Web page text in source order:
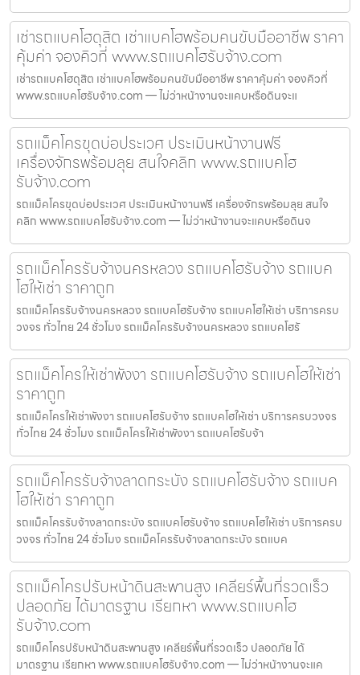
เช่ารถแบคโฮดุสิต เช่าแบคโฮพร้อมคนขับมืออาชีพ ราคา
คุ้มค่า จองคิวที่ www.รถแบคโฮรับจ้าง.com
เช่ารถแบคโฮดุสิต เช่าแบคโฮพร้อมคนขับมืออาชีพ ราคาคุ้มค่า จองคิวที่
www.รถแบคโฮรับจ้าง.com — ไม่ว่าหน้างานจะแคบหรือดินจะแ
รถแม็คโครขุดบ่อประเวศ ประเมินหน้างานฟรี
เครื่องจักรพร้อมลุย สนใจคลิก www.รถแบคโฮ
รับจ้าง.com
รถแม็คโครขุดบ่อประเวศ ประเมินหน้างานฟรี เครื่องจักรพร้อมลุย สนใจ
คลิก www.รถแบคโฮรับจ้าง.com — ไม่ว่าหน้างานจะแคบหรือดินจ
รถแม็คโครรับจ้างนครหลวง รถแบคโฮรับจ้าง รถแบค
โฮให้เช่า ราคาถูก
รถแม็คโครรับจ้างนครหลวง รถแบคโฮรับจ้าง รถแบคโฮให้เช่า บริการครบ
วงจร ทั่วไทย 24 ชั่วโมง รถแม็คโครรับจ้างนครหลวง รถแบคโฮรั
รถแม็คโครให้เช่าพังงา รถแบคโฮรับจ้าง รถแบคโฮให้เช่า
ราคาถูก
รถแม็คโครให้เช่าพังงา รถแบคโฮรับจ้าง รถแบคโฮให้เช่า บริการครบวงจร
ทั่วไทย 24 ชั่วโมง รถแม็คโครให้เช่าพังงา รถแบคโฮรับจ้า
รถแม็คโครรับจ้างลาดกระบัง รถแบคโฮรับจ้าง รถแบค
โฮให้เช่า ราคาถูก
รถแม็คโครรับจ้างลาดกระบัง รถแบคโฮรับจ้าง รถแบคโฮให้เช่า บริการครบ
วงจร ทั่วไทย 24 ชั่วโมง รถแม็คโครรับจ้างลาดกระบัง รถแบค
รถแม็คโครปรับหน้าดินสะพานสูง เคลียร์พื้นที่รวดเร็ว
ปลอดภัย ได้มาตรฐาน เรียกหา www.รถแบคโฮ
รับจ้าง.com
รถแม็คโครปรับหน้าดินสะพานสูง เคลียร์พื้นที่รวดเร็ว ปลอดภัย ได้
มาตรฐาน เรียกหา www.รถแบคโฮรับจ้าง.com — ไม่ว่าหน้างานจะแค